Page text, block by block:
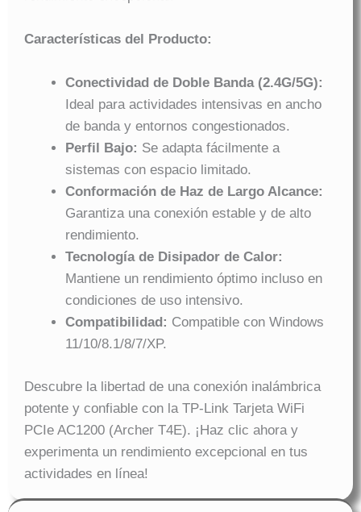
Características del Producto:
Conectividad de Doble Banda (2.4G/5G):
Ideal para actividades intensivas en ancho
de banda y entornos congestionados.
Perfil Bajo: Se adapta fácilmente a
sistemas con espacio limitado.
Conformación de Haz de Largo Alcance:
Garantiza una conexión estable y de alto
rendimiento.
Tecnología de Disipador de Calor:
Mantiene un rendimiento óptimo incluso en
condiciones de uso intensivo.
Compatibilidad: Compatible con Windows
11/10/8.1/8/7/XP.
Descubre la libertad de una conexión inalámbrica
potente y confiable con la TP-Link Tarjeta WiFi
PCIe AC1200 (Archer T4E). ¡Haz clic ahora y
experimenta un rendimiento excepcional en tus
actividades en línea!